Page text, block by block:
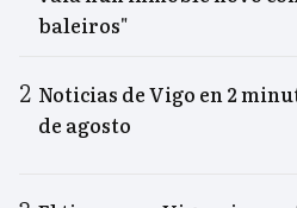
baleiros"
Noticias de Vigo en 2
de agosto